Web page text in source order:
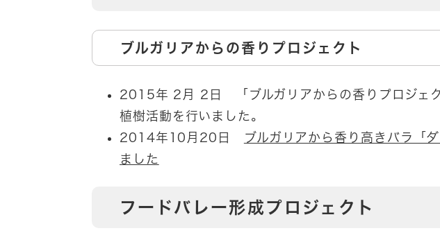
ブルガリアからの香りプロジェクト
2015年 2月 2日 「ブルガリアからの香りプロジェ
植樹活動を行いました。
2014年10月20日
ブルガリアから香り高きバラ「
ました
フードバレー形成プロジェクト